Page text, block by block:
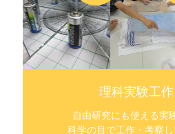
理科実験工
自由研究にも使える実
科学の目で工作・考察し